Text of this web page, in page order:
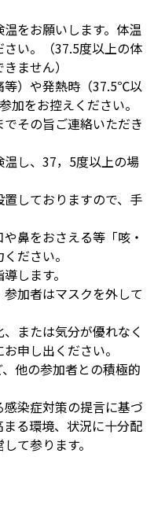
をお願いします。体温
い。（37.5度以上の体
ません）
等）や発熱時（37.5℃以
をお控えください。
その旨ご連絡いただき
温し、37，5度以上の場
しておりますので、手
鼻をおさえる等「咳・
ださい。
します。
加者はマスクを外して
または気分が優れなく
申し出ください。
他の参加者との積極的
染症対策の提言に基づ
る環境、状況に十分配
て参ります。